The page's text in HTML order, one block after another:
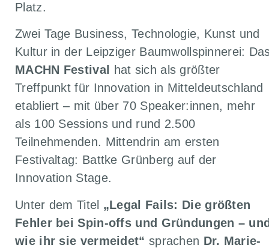
Platz.
Zwei Tage Business, Technologie, Kunst und
Kultur in der Leipziger Baumwollspinnerei:
MACHN Festival
hat sich als größter
Treffpunkt für Innovation in Mitteldeutschland
etabliert – mit über 70 Speaker:innen, mehr
als 100 Sessions und rund 2.500
Teilnehmenden. Mittendrin am ersten
Festivaltag: Battke Grünberg auf der
Innovation Stage.
Unter dem Titel „Legal Fails: Die größten
Fehler bei Spin-offs und Gründungen –
wie ihr sie vermeidet“ sprachen Dr. Marie-